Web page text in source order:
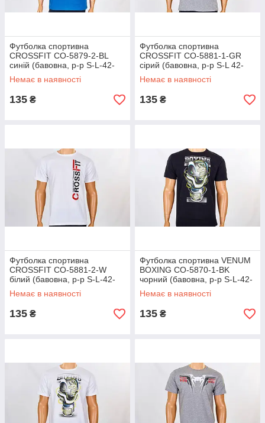
Футболка спортивна
CROSSFIT CO-5879-2-BL
синій (бавовна, р-р S-L-42-
52)
Немає в наявності
135 ₴
Футболка спортивна
CROSSFIT CO-5881-1-GR
сірий (бавовна, р-р S-L 42-
52)
Немає в наявності
135 ₴
Футболка спортивна
CROSSFIT CO-5881-2-W
білий (бавовна, р-р S-L-42-
52)
Немає в наявності
135 ₴
Футболка спортивна VENUM
BOXING CO-5870-1-BK
чорний (бавовна, р-р S-L-42-
52)
Немає в наявності
135 ₴